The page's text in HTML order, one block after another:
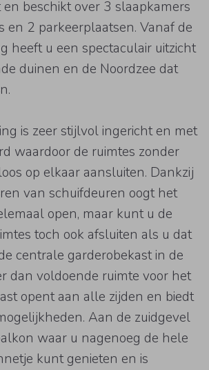
beschikt over 3 slaapkamers
en 2 parkeerplaatsen. Vanaf de
heeft u een spectaculair uitzicht
duinen en de Noordzee dat
is zeer stijlvol ingericht en met
waardoor de ruimtes zonder
op elkaar aansluiten. Dankzij
van schuifdeuren oogt het
open, maar kunt u de
toch ook afsluiten als u dat
centrale garderobekast in de
dan voldoende ruimte voor het
opent aan alle zijden en biedt
Aan de zuidgevel
waar u nagenoeg de hele
kunt genieten en is